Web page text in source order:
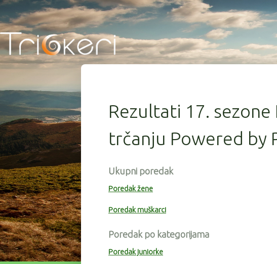
Rezultati 17.
trčanju Powered by
Ukupni poredak
Poredak žene
Poredak muškarci
Poredak po kategorijama
Poredak juniorke